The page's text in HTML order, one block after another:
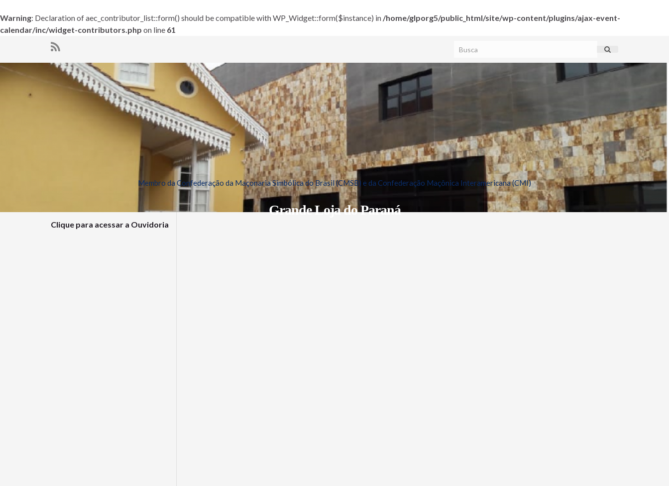
Warning: Declaration of aec_contributor_list::form() should be compatible with WP_Widget::form($instance) in /home/glporg5/public_html/site/wp-content/plugins/ajax-event-
calendar/inc/widget-contributors.php on line 61
Grande Loja do Paraná
Membro da Confederação da Maçonaria Simbólica do Brasil (CMSB) e da Confederação Maçônica Interamericana (CMI)
Clique para acessar a Ouvidoria